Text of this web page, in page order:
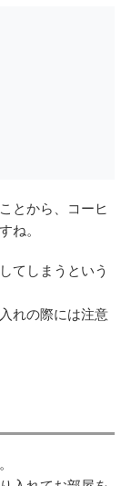
とから、コーヒ
ね。
てしまうという
れの際には注意